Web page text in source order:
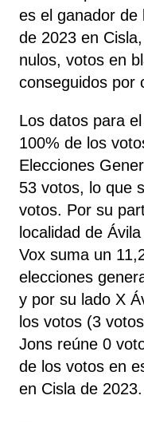
es el ganador de
de 2023 en
nulos, votos en
conseguidos por
Los datos para
100% de los
Elecciones
53 votos, lo que
votos. Por su
localidad de
Vox suma un
elecciones
y por su lado X
los votos (3
Jons reúne 0
de los votos en
en Cisla de 2023.